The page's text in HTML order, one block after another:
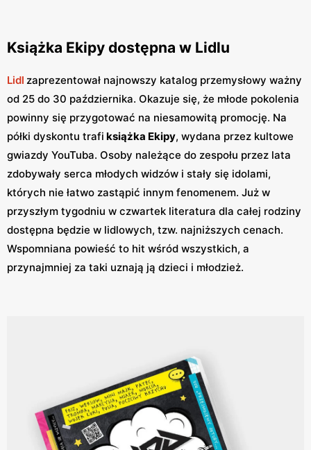
Książka Ekipy dostępna w Lidlu
Lidl zaprezentował najnowszy katalog przemysłowy ważny
od 25 do 30 października. Okazuje się, że młode pokolenia
powinny się przygotować na niesamowitą promocję. Na
półki dyskontu trafi książka Ekipy, wydana przez kultowe
gwiazdy YouTuba. Osoby należące do zespołu przez lata
zdobywały serca młodych widzów i stały się idolami,
których nie łatwo zastąpić innym fenomenem. Już w
przyszłym tygodniu w czwartek literatura dla całej rodziny
dostępna będzie w lidlowych, tzw. najniższych cenach.
Wspomniana powieść to hit wśród wszystkich, a
przynajmniej za taki uznają ją dzieci i młodzież.